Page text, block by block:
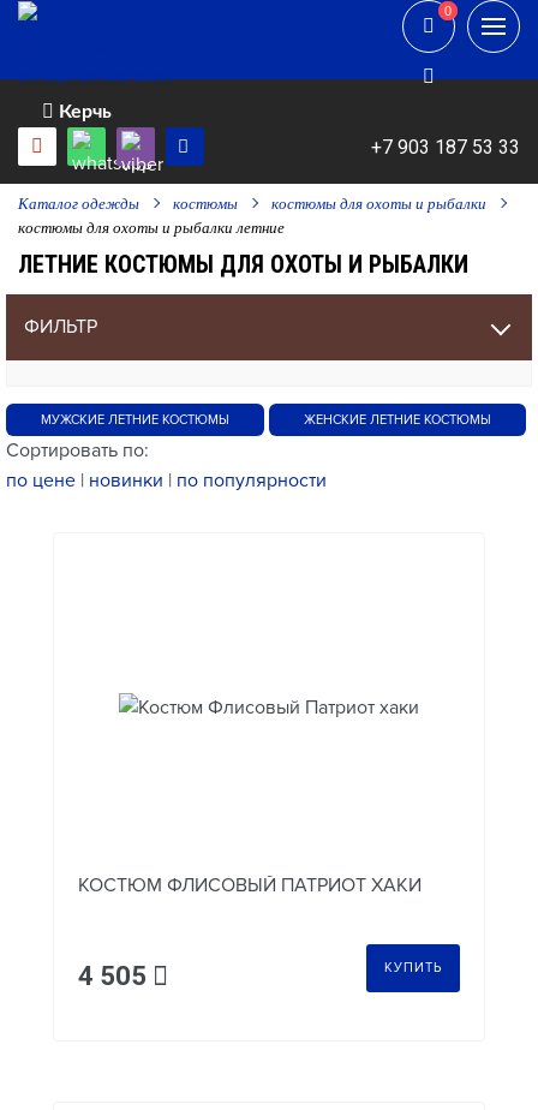
Керчь
+7 903 187 53 33
0
0
Каталог одежды костюмы
костюмы для охоты и рыбалки
костюмы для охоты и рыбалки летние
ЛЕТНИЕ КОСТЮМЫ ДЛЯ ОХОТЫ И РЫБАЛКИ
ФИЛЬТР
МУЖСКИЕ ЛЕТНИЕ КОСТЮМЫ ЖЕНСКИЕ ЛЕТНИЕ КОСТЮМЫ
Сортировать по:
по цене | новинки | по популярности
КОСТЮМ ФЛИСОВЫЙ ПАТРИОТ ХАКИ
4 505 КУПИТЬ